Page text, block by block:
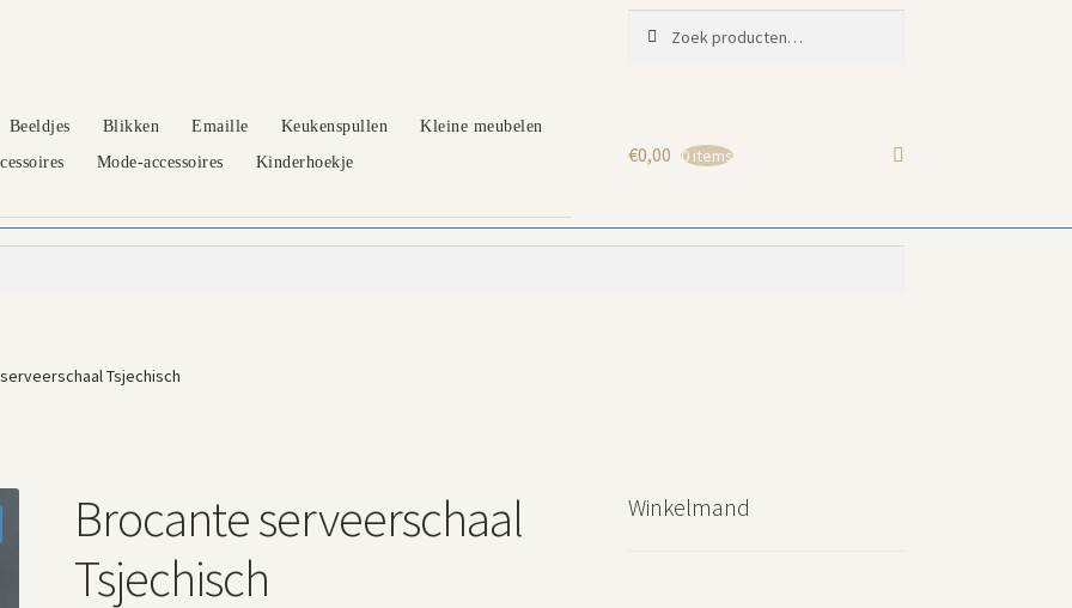
naar:
Beeldjes Blikken Emaille Keukenspullen
Kleine meubelen
Mode-accessoires Kinderhoekje €0,00 0 items
Tsjechisch
Brocante serveerschaal
Tsjechisch
Winkelmand